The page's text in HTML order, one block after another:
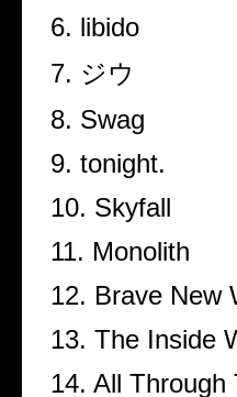
6. libido
7. ジウ
8. Swag
9. tonight.
10. Skyfall
11. Monolith
12. Brave New
13. The Inside
14. All Through